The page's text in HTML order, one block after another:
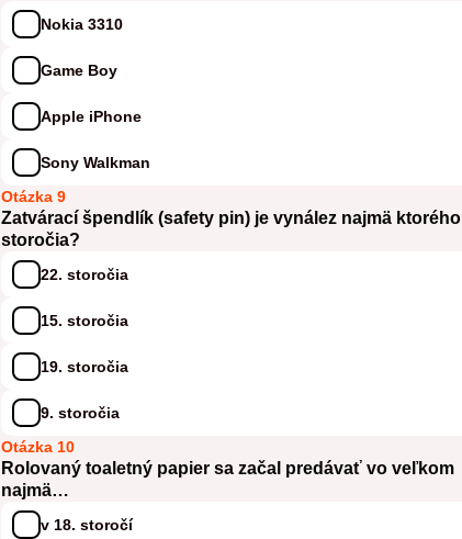
Nokia 3310
Game Boy
Apple iPhone
Sony Walkman
Otázka 9
Zatvárací špendlík (safety pin) je vynález najmä ktorého
storočia?
22. storočia
15. storočia
19. storočia
9. storočia
Otázka 10
Rolovaný toaletný papier sa začal predávať vo veľkom
najmä…
v 18. storočí